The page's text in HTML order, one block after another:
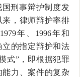
刑事辩护制度发
，律师辩护率徘
年、1996年和
立的指定辩护和法
式”，即根据犯罪
力、案件的复杂